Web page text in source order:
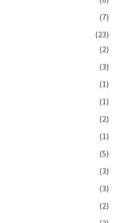
(7)
(23)
(2)
(3)
(1)
(1)
(2)
(1)
(5)
(3)
(3)
(2)